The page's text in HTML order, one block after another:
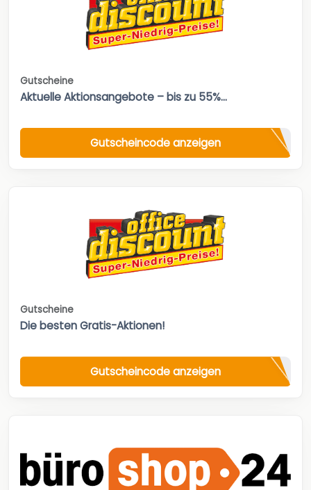
Gutscheine
Aktuelle Aktionsangebote – bis zu 55%...
Gutscheincode anzeigen
Gutscheine
Die besten Gratis-Aktionen!
Gutscheincode anzeigen